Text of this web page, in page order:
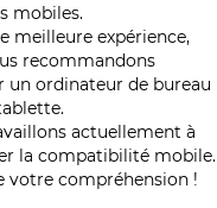
mobiles.
meilleure expérience,
recommandons
un ordinateur de bureau
actuellement à
la compatibilité mobile.
votre compréhension !